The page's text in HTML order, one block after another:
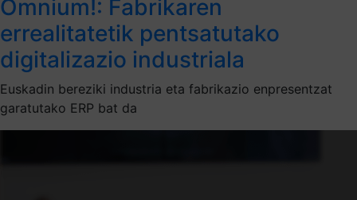
Omnium!: Fabrikaren
errealitatetik pentsatutako
digitalizazio industriala
Euskadin bereziki industria eta fabrikazio enpresentzat
garatutako ERP bat da